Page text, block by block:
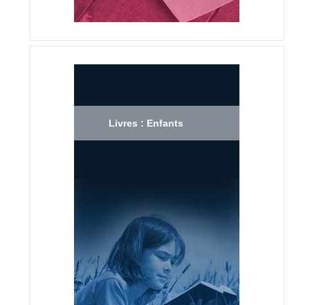
Livres : Enfants